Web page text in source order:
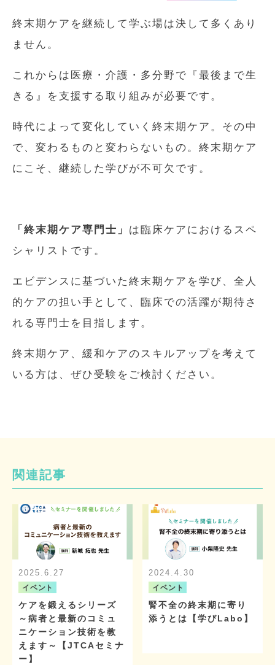
終末期ケアを継続して学ぶ場は決して多くあり
ません。
これからは医療・介護・多分野で『最後まで生
きる』を支援する取り組みが必要です。
時代によって変化していく終末期ケア。その中
で、変わるものと変わらないもの。終末期ケア
にこそ、継続した学びが不可欠です。
「終末期ケア専門士」 は臨床ケアにおけるスペ
シャリストです。
エビデンスに基づいた終末期ケアを学び、全人
的ケアの担い手として、臨床での活躍が期待さ
れる専門士を目指します。
終末期ケア、緩和ケアのスキルアップを考えて
いる方は、ぜひ受験をご検討ください。
関連記事
2025.6.27
イベント
ケアを鍛えるシリーズ
～病者と最新のコミュ
ニケーション技術を教
えます～【JTCAセミナ
ー】
2024.4.30
イベント
腎不全の終末期に寄り
添うとは【学びLabo】